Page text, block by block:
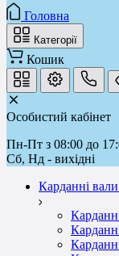
Головна
Категорії
Кошик
Особистий кабінет
Пн-Пт з 08:00 до
Сб, Нд - вихідні
Карданні вали